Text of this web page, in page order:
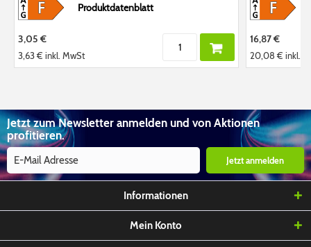
Produktdatenblatt
3,05 €
3,63 € inkl. MwSt
16,87 €
20,08 €inkl.
Jetzt zum Newsletter anmelden und von Aktionen
profitieren.
Jetzt anmelden
Informationen
Mein Konto